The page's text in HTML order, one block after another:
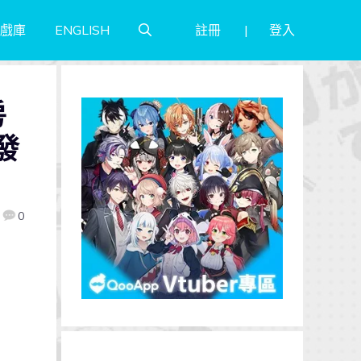
庫 ENGLISH 註冊 登入
0